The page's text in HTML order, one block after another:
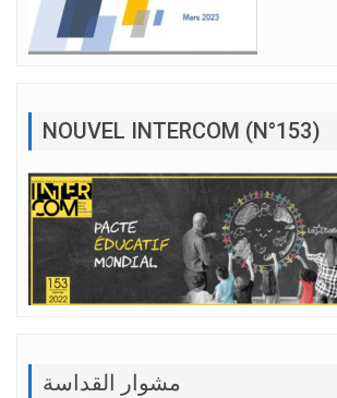
NOUVEL INTERCOM (N°153)
مشوار القداسة